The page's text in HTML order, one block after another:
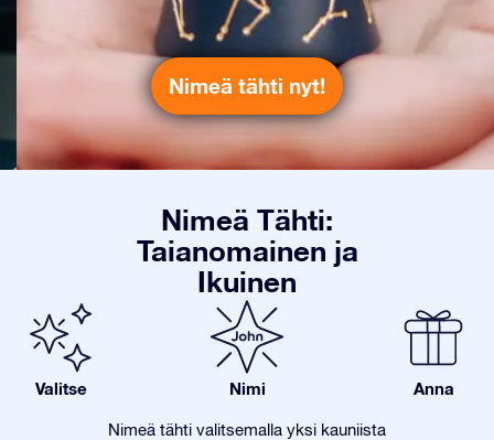
Nimeä tähti nyt!
Nimeä Tähti:
Taianomainen ja
Ikuinen
Valitse Nimi Anna
Nimeä tähti valitsemalla yksi kauniista